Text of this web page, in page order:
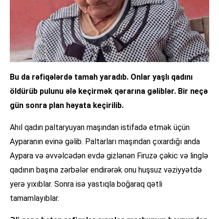
Bu da rəfiqələrdə tamah yaradıb. Onlar yaşlı qadını
öldürüb pulunu ələ keçirmək qərarına gəliblər. Bir neçə
gün sonra plan həyata keçirilib.
Ahıl qadın paltaryuyan maşından istifadə etmək üçün
Ayparanın evinə gəlib. Paltarları maşından çıxardığı anda
Aypara və əvvəlcədən evdə gizlənən Firuzə çəkic və linglə
qadının başına zərbələr endirərək onu huşsuz vəziyyətdə
yerə yıxıblar. Sonra isə yastıqla boğaraq qətli
tamamlayıblar.